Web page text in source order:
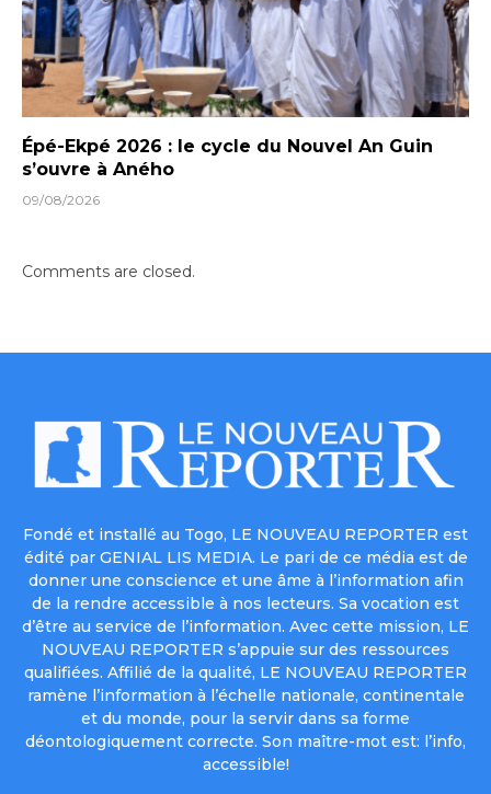
Épé-Ekpé 2026 : le cycle du Nouvel An Guin
s’ouvre à Aného
09/08/2026
Comments are closed.
Fondé et installé au Togo, LE NOUVEAU REPORTER est
édité par GENIAL LIS MEDIA. Le pari de ce média est de
donner une conscience et une âme à l’information afin
de la rendre accessible à nos lecteurs. Sa vocation est
d’être au service de l’information. Avec cette mission, LE
NOUVEAU REPORTER s’appuie sur des ressources
qualifiées. Affilié de la qualité, LE NOUVEAU REPORTER
ramène l’information à l’échelle nationale, continentale
et du monde, pour la servir dans sa forme
déontologiquement correcte. Son maître-mot est: l’info,
accessible!